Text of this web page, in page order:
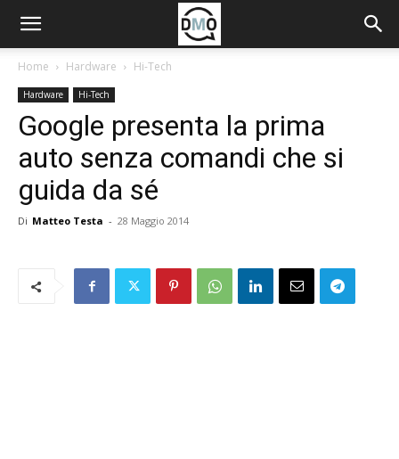
Home Hardware Hi-Tech
Hardware Hi-Tech
Google presenta la prima
auto senza comandi che si
guida da sé
Di Matteo Testa - 28 Maggio 2014